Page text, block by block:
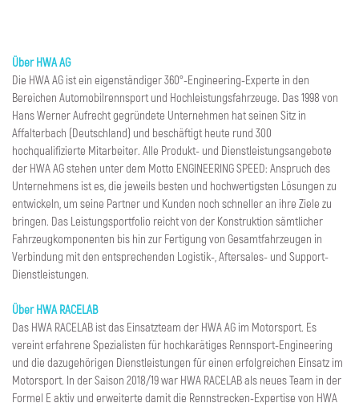
Über HWA AG
Die HWA AG ist ein eigenständiger 360°-Engineering-Experte in den
Bereichen Automobilrennsport und Hochleistungsfahrzeuge. Das 1998 von
Hans Werner Aufrecht gegründete Unternehmen hat seinen Sitz in
Affalterbach (Deutschland) und beschäftigt heute rund 300
hochqualifizierte Mitarbeiter. Alle Produkt- und Dienstleistungsangebote
der HWA AG stehen unter dem Motto ENGINEERING SPEED: Anspruch des
Unternehmens ist es, die jeweils besten und hochwertigsten Lösungen zu
entwickeln, um seine Partner und Kunden noch schneller an ihre Ziele zu
bringen. Das Leistungsportfolio reicht von der Konstruktion sämtlicher
Fahrzeugkomponenten bis hin zur Fertigung von Gesamtfahrzeugen in
Verbindung mit den entsprechenden Logistik-, Aftersales- und Support-
Dienstleistungen.
Über HWA RACELAB
Das HWA RACELAB ist das Einsatzteam der HWA AG im Motorsport. Es
vereint erfahrene Spezialisten für hochkarätiges Rennsport-Engineering
und die dazugehörigen Dienstleistungen für einen erfolgreichen Einsatz im
Motorsport. In der Saison 2018/19 war HWA RACELAB als neues Team in der
Formel E aktiv und erweiterte damit die Rennstrecken-Expertise von HWA